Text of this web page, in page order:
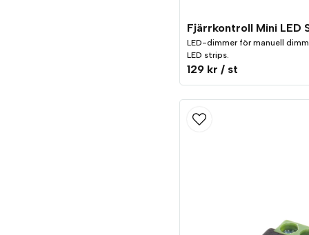
LED-dimmer för manuell
LED strips.
129 kr / st